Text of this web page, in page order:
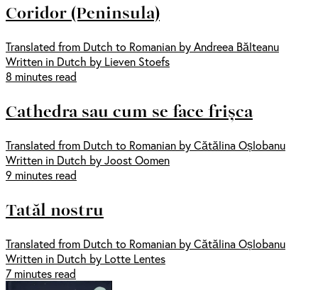
Coridor (Peninsula)
Translated from Dutch to Romanian by Andreea Bălteanu
Written in Dutch by Lieven Stoefs
8 minutes read
Cathedra sau cum se face frișca
Translated from Dutch to Romanian by Cătălina Oșlobanu
Written in Dutch by Joost Oomen
9 minutes read
Tatăl nostru
Translated from Dutch to Romanian by Cătălina Oșlobanu
Written in Dutch by Lotte Lentes
7 minutes read